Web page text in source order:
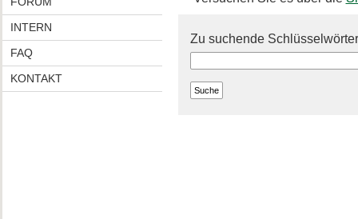
INTERN
FAQ
KONTAKT
Zu suchende